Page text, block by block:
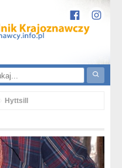
Hyttsill